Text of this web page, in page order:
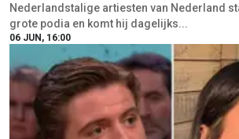
Nederlandstalige artiesten van Nederland
grote podia en komt hij dagelijks...
06 JUN, 16:00